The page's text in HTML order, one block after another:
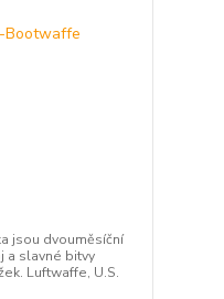
jsou dvouměsíční
a slavné bitvy
Luftwaffe, U.S.